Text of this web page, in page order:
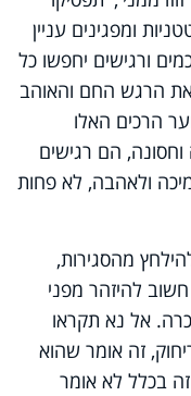
ומפגינים עניין
ורגישים יחפשו כל
הרגש החם והאוהב
הרכים האלו
הם רגישים
ולאהבה, לא פחות
מהסגירות,
להיזהר מפני
אל נא תקראו
זה אומר שהוא
בכלל לא אומר